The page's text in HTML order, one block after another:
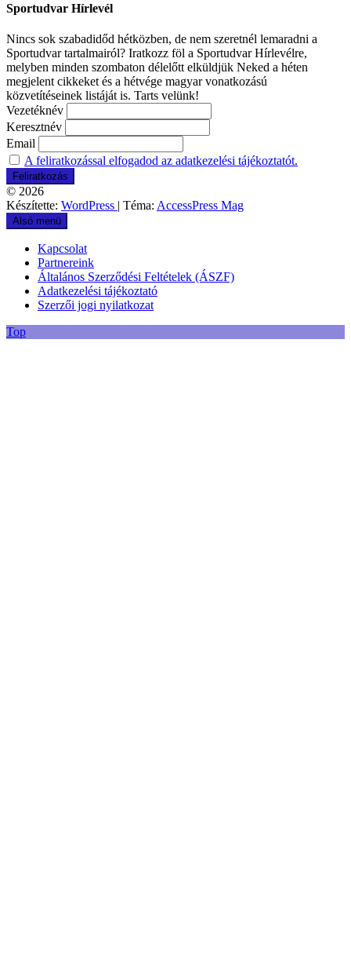
Sportudvar Hírlevél
Nincs sok szabadidőd hétközben, de nem szeretnél lemaradni a
Sportudvar tartalmairól? Iratkozz föl a Sportudvar Hírlevélre,
melyben minden szombaton délelőtt elküldjük Neked a héten
megjelent cikkeket és a hétvége magyar vonatkozású
közvetítéseinek listáját is. Tarts velünk!
Vezetéknév
Keresztnév
Email
A feliratkozással elfogadod az adatkezelési tájékoztatót.
© 2026
Készítette: WordPress | Téma: AccessPress Mag
Alsó menü
Kapcsolat
Partnereink
Általános Szerződési Feltételek (ÁSZF)
Adatkezelési tájékoztató
Szerzői jogi nyilatkozat
Top